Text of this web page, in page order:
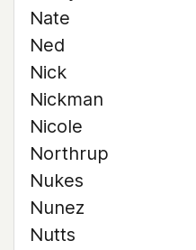
Nate
Ned
Nick
Nickman
Nicole
Northrup
Nukes
Nunez
Nutts